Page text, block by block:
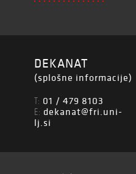
DEKANAT
(splošne informacije)
T: 01 / 479 8103
E: dekanat@fri.uni-
lj.si